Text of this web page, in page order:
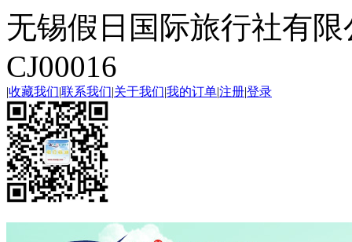
无锡假日国际旅行社有限
CJ00016
|收藏我们|联系我们|关于我们|我的订单|注册|登录